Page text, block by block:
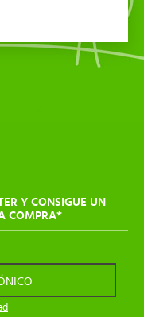
Y CONSIGUE UN
COMPRA*